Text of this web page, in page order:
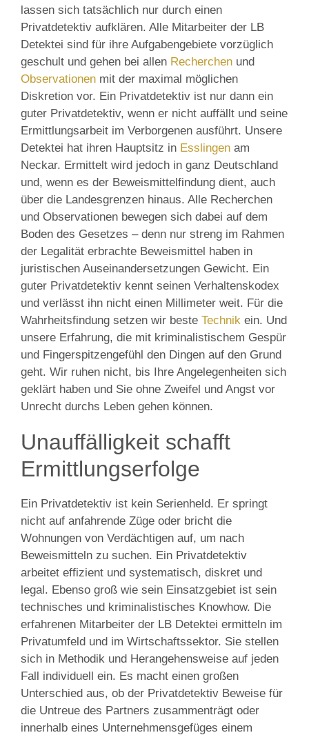
lassen sich tatsächlich nur durch einen
Privatdetektiv aufklären. Alle Mitarbeiter der LB
Detektei sind für ihre Aufgabengebiete vorzüglich
geschult und gehen bei allen Recherchen und
Observationen mit der maximal möglichen
Diskretion vor. Ein Privatdetektiv ist nur dann ein
guter Privatdetektiv, wenn er nicht auffällt und seine
Ermittlungsarbeit im Verborgenen ausführt. Unsere
Detektei hat ihren Hauptsitz in Esslingen am
Neckar. Ermittelt wird jedoch in ganz Deutschland
und, wenn es der Beweismittelfindung dient, auch
über die Landesgrenzen hinaus. Alle Recherchen
und Observationen bewegen sich dabei auf dem
Boden des Gesetzes – denn nur streng im Rahmen
der Legalität erbrachte Beweismittel haben in
juristischen Auseinandersetzungen Gewicht. Ein
guter Privatdetektiv kennt seinen Verhaltenskodex
und verlässt ihn nicht einen Millimeter weit. Für die
Wahrheitsfindung setzen wir beste Technik ein. Und
unsere Erfahrung, die mit kriminalistischem Gespür
und Fingerspitzengefühl den Dingen auf den Grund
geht. Wir ruhen nicht, bis Ihre Angelegenheiten sich
geklärt haben und Sie ohne Zweifel und Angst vor
Unrecht durchs Leben gehen können.
Unauffälligkeit schafft
Ermittlungserfolge
Ein Privatdetektiv ist kein Serienheld. Er springt
nicht auf anfahrende Züge oder bricht die
Wohnungen von Verdächtigen auf, um nach
Beweismitteln zu suchen. Ein Privatdetektiv
arbeitet effizient und systematisch, diskret und
legal. Ebenso groß wie sein Einsatzgebiet ist sein
technisches und kriminalistisches Knowhow. Die
erfahrenen Mitarbeiter der LB Detektei ermitteln im
Privatumfeld und im Wirtschaftssektor. Sie stellen
sich in Methodik und Herangehensweise auf jeden
Fall individuell ein. Es macht einen großen
Unterschied aus, ob der Privatdetektiv Beweise für
die Untreue des Partners zusammenträgt oder
innerhalb eines Unternehmensgefüges einem